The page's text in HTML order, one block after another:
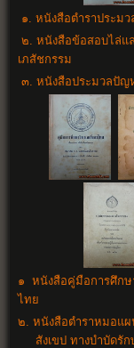
๑. หนังสือตำราประม
๒. หนังสือข้อสอบไล่แ
เภสัชกรรม
๓. หนังสือประมวลปัญ
๑ หนังสือคู่มือการศึกษ
ไทย
๒. หนังสือตำราหมอแ
สังเขป ทางบำบัดรัก